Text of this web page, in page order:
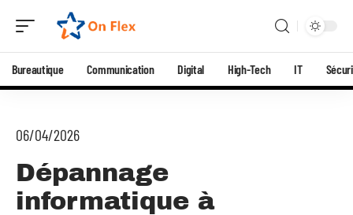
Bureautique Communication Digital High-Tech IT
06/04/2026
Dépannage
informatique à